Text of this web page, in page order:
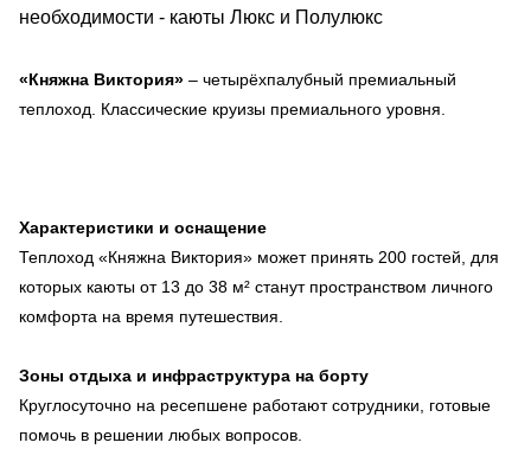
«Княжна Виктория» – четырёхпалубный премиальный
теплоход. Классические круизы премиального уровня.
Характеристики и оснащение
Теплоход «Княжна Виктория» может принять 200 гостей, для
которых каюты от 13 до 38 м² станут пространством личного
комфорта на время путешествия.
Зоны отдыха и инфраструктура на борту
Круглосуточно на ресепшене работают сотрудники, готовые
помочь в решении любых вопросов.
необходимости - каюты Люкс и Полулюкс